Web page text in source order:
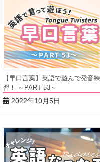
【早口言葉】英語で遊んで発音練
習！ ～PART 53～
2022年10月5日